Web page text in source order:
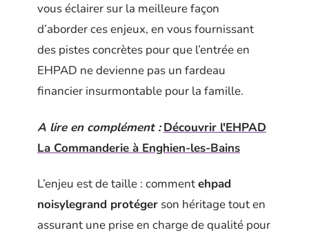
vous éclairer sur la meilleure façon
d’aborder ces enjeux, en vous fournissant
des pistes concrètes pour que l’entrée en
EHPAD ne devienne pas un fardeau
financier insurmontable pour la famille.
A lire en complément : Découvrir l'EHPAD
La Commanderie à Enghien-les-Bains
L’enjeu est de taille : commentehpad
noisylegrand protéger son héritage tout en
assurant une prise en charge de qualité pour